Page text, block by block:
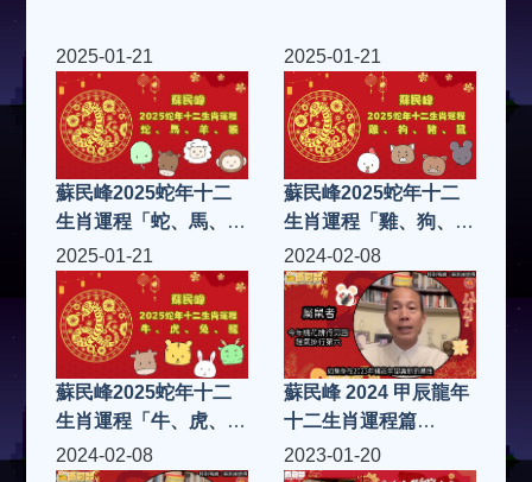
2025-01-21
蘇民峰2025蛇年十二
生肖運程「蛇、馬、
羊、猴」
2025-01-21
蘇民峰2025蛇年十二
生肖運程「雞、狗、
豬、鼠」
2025-01-21
蘇民峰2025蛇年十二
生肖運程「牛、虎、
兔、龍
2024-02-08
蘇民峰 2024 甲辰龍年
十二生肖運程篇
「鼠、牛、虎、兔」
2024-02-08 2023-01-20